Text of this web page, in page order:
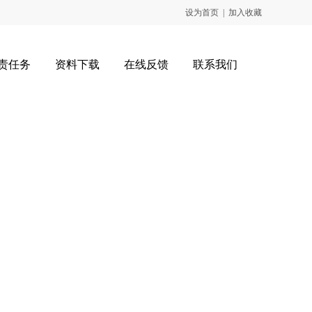
设为首页 加入收藏
任务 资料下载 在线反馈 联系我们